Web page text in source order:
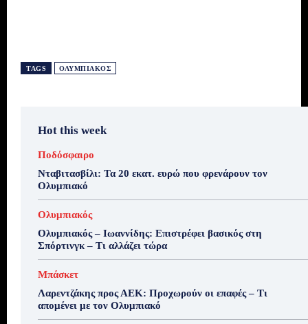
TAGS ΟΛΥΜΠΙΑΚΌΣ
Hot this week
Ποδόσφαιρο
Νταβιτασβίλι: Τα 20 εκατ. ευρώ που φρενάρουν τον
Ολυμπιακό
Ολυμπιακός
Ολυμπιακός – Ιωαννίδης: Επιστρέφει βασικός στη
Σπόρτινγκ – Τι αλλάζει τώρα
Μπάσκετ
Λαρεντζάκης προς ΑΕΚ: Προχωρούν οι επαφές – Τι
απομένει με τον Ολυμπιακό